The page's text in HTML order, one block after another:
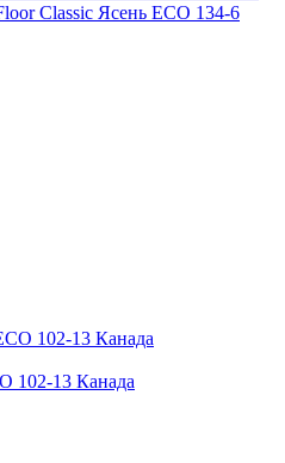
Classic Ясень ЕСО 134-6
102-13 Канада